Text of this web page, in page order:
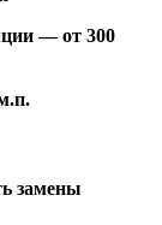
— от 300
замены